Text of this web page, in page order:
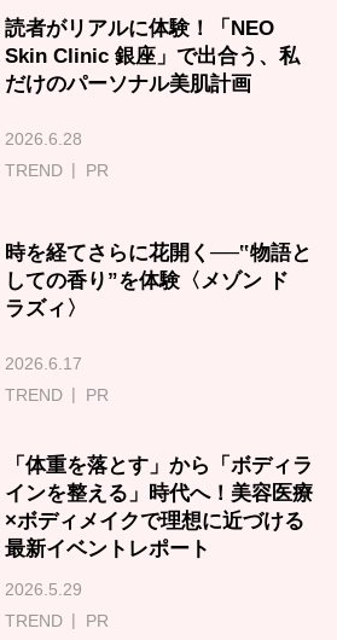
読者がリアルに体験！「NEO
Skin Clinic 銀座」で出合う、私
だけのパーソナル美肌計画
2026.6.28
TREND
PR
時を経てさらに花開く──‟物語と
しての香り”を体験〈メゾン ド
ラズィ〉
2026.6.17
TREND
PR
「体重を落とす」から「ボディラ
インを整える」時代へ！美容医療
×ボディメイクで理想に近づける
最新イベントレポート
2026.5.29
TREND
PR